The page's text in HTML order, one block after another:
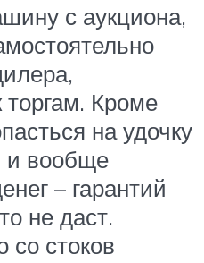
с аукциона,
торгам. Кроме
на удочку
и вообще
– гарантий
не даст.
со стоков